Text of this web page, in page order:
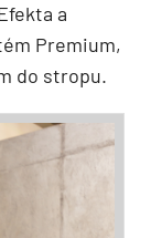
a
Premium,
do stropu.